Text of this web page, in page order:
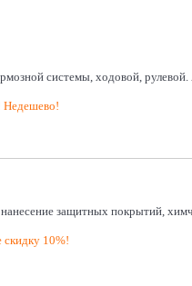
ходовой, рулевой.
Недешево!
защитных покрытий,
10%!